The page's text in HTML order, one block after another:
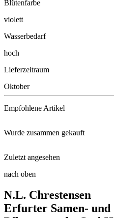
Blütenfarbe
violett
Wasserbedarf
hoch
Lieferzeitraum
Oktober
Empfohlene Artikel
2-Stufen Stauden-Langzeitdünge ...
Wurde zusammen gekauft
Knospenheide Gardengirls® Rast ...
Zuletzt angesehen
Knabenkraut
nach oben
N.L. Chrestensen
Erfurter Samen- und